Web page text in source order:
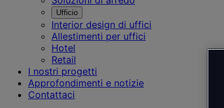
Ufficio
Interior design di uffici
Allestimenti per uffici
Hotel
Retail
I nostri progetti
Approfondimenti e notizie
Contattaci